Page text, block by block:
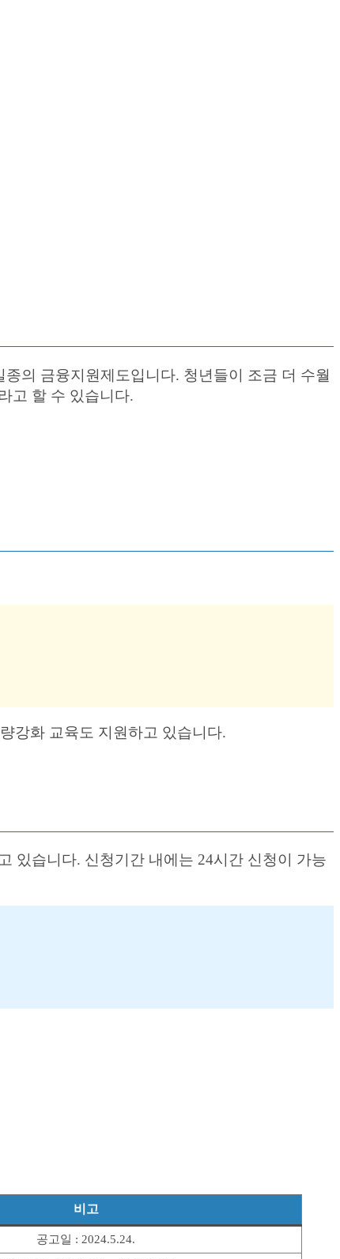
의 금융지원제도입니다. 청년들이 조금 더 수월
고 할 수 있습니다.
강화 교육도 지원하고 있습니다.
있습니다. 신청기간 내에는 24시간 신청이 가능
비고
공고일 : 2024.5.24.